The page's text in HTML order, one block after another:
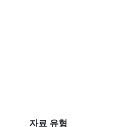
자료 유형